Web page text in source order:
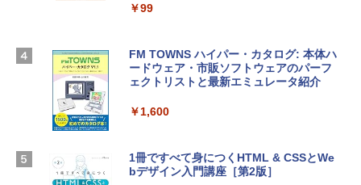
igence、13.6インチLiquid Retinaディ
ームカメラ、日本語キーボード、Touch I
D - ミッドナイト
ン 15-fd 15.6インチ 16GBメモリ 512GB
SSD インテル Core 5
￥3,200
Robloxギフトカード - 1000 Robux 【限
定バーチャルアイテムを含む】 【オンラ
インゲームコード】 ロブロックス |オン
Microsoft Office Home 2024(最新 永続
￥99
FM TOWNS ハイパー・カタログ: 本体ハ
ードウェア・市販ソフトウェアのパーフ
ェクトリストと最新エミュレータ紹介
￥1,600
1冊ですべて身につくHTML & CSSとWe
bデザイン入門講座［第2版］